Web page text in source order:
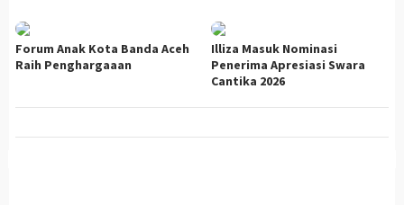
Forum Anak Kota Banda Aceh
Raih Penghargaaan
Illiza Masuk Nominasi
Penerima Apresiasi Swara
Cantika 2026